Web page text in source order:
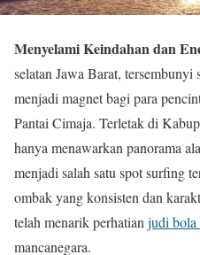
Menyelami Keindahan dan
selatan Jawa Barat, tersembunyi
menjadi magnet bagi para
Pantai Cimaja. Terletak di
hanya menawarkan panorama
menjadi salah satu spot surfing
ombak yang konsisten dan
telah menarik perhatian judi bola
mancanegara.